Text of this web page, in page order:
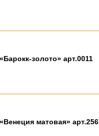
золото» арт.0011
матовая»